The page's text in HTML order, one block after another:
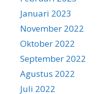
Januari 2023
November 2022
Oktober 2022
September 2022
Agustus 2022
Juli 2022